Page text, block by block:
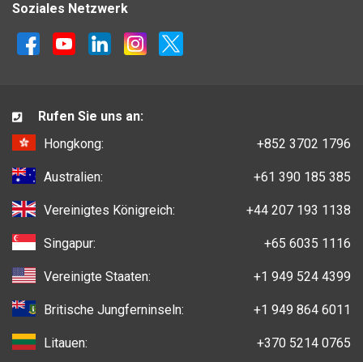
Soziales Netzwerk
Rufen Sie uns an:
Hongkong:
+852 3702 1796
Australien: +61 390 185 385
Vereinigtes Königreich: +44 207 193 1138
Singapur: +65 6035 1116
Vereinigte Staaten: +1 949 524 4399
Britische Jungferninseln: +1 949 864 6011
Litauen: +370 5214 0765